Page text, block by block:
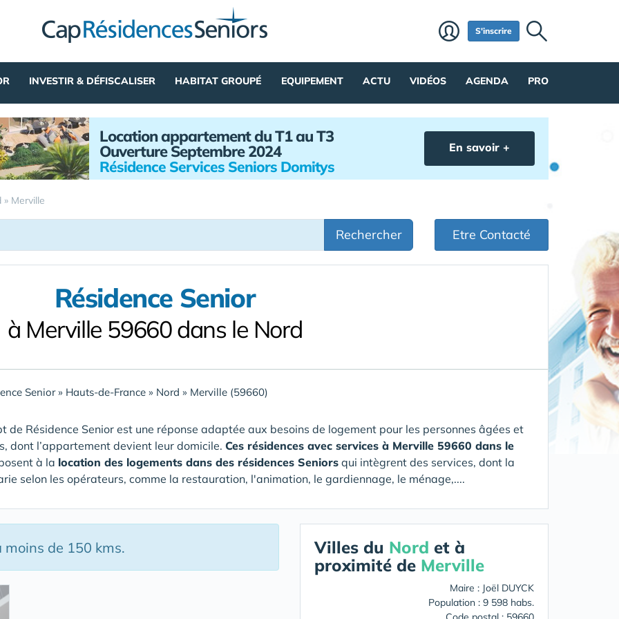
S'inscrire
INVESTIR & DÉFISCALISER HABITAT GROUPÉ EQUIPEMENT ACTU VIDÉOS AGENDA PRO
Location appartement du T1 au T3
Ouverture Septembre 2024
Résidence Services Seniors Domitys
En savoir +
» Merville
Rechercher Etre Contacté
Résidence Senior
à Merville 59660 dans le Nord
Senior» Hauts-de-France » Nord » Merville (59660)
de Résidence Senior est une réponse adaptée aux besoins de logement pour les personnes âgées et
dont l’appartement devient leur domicile. Ces résidences avec services à Merville 59660 dans le
à la location des logements dans des résidences Seniors qui intègrent des services, dont la
selon les opérateurs, comme la restauration, l'animation, le gardiennage, le ménage,....
moins de 150 kms. Villes du Nord et à
proximité de Merville
Maire : Joël DUYCK
Population : 9 598 habs.